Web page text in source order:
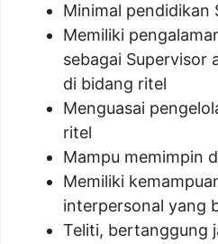
Minimal pendidikan
Memiliki
sebagai Supervisor
di bidang ritel
Menguasai
ritel
Mampu memimpin
Memiliki
interpersonal yang
Teliti, bertanggung